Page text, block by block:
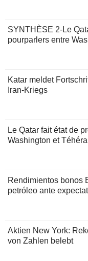
SYNTHÈSE 2-Le
pourparlers entre
Katar meldet
Iran-Kriegs
Le Qatar fait état de
Washington et
Rendimientos bonos
petróleo ante
Aktien New York:
von Zahlen belebt